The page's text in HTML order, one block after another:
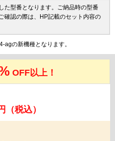
た型番となります。ご納品時の型番
確認の際は、HP記載のセット内容の
agの新機種となります。
OFF以上！
（税込）